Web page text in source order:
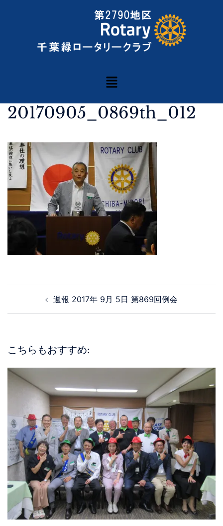
20170905_0869th_012
週報 2017年 9月 5日 第869回例会
こちらもおすすめ: